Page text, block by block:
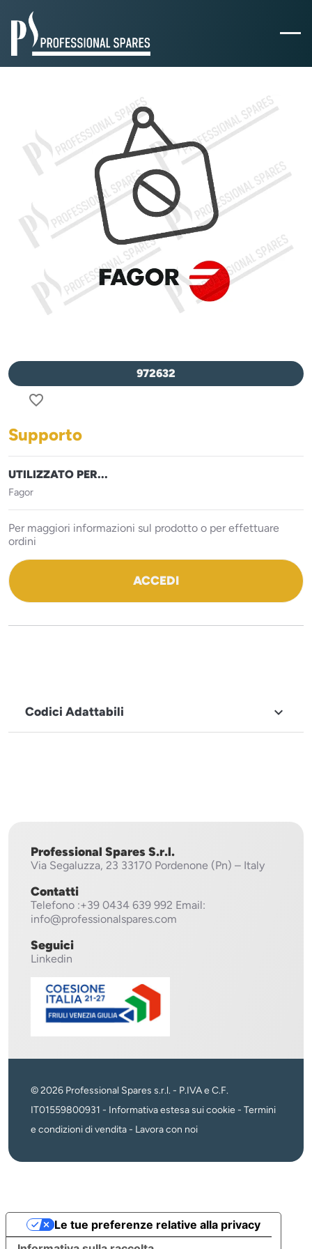
972632
favorite_border
Supporto
UTILIZZATO PER...
Fagor
Per maggiori informazioni sul prodotto o per effettuare
ordini
ACCEDI
Codici Adattabili 
Professional Spares S.r.l.
Via Segaluzza, 23 33170 Pordenone (Pn) – Italy
Contatti
Telefono :+39 0434 639 992 Email:
info@professionalspares.com
Seguici
Linkedin
© 2026 Professional Spares s.r.l. - P.IVA e C.F.
IT01559800931 - Informativa estesa sui cookie - Termini
e condizioni di vendita- Lavora con noi
Le tue preferenze relative alla privacy